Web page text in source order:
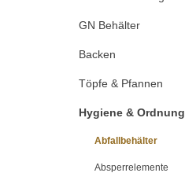
GN Behälter
Backen
Töpfe & Pfannen
Hygiene & Ordnung
Abfallbehälter
Absperrelemente